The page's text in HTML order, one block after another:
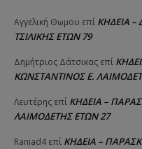
Αγγελική Θωμου επί ΚΗΔΕΙΑ –
ΤΣΙΛΙΚΗΣ ΕΤΩΝ 79
Δημήτριος Δάτσικας επί
ΚΩΝΣΤΑΝΤΙΝΟΣ Ε.
Λευτέρης επί ΚΗΔΕΙΑ –
ΛΑΙΜΟΔΕΤΗΣ ΕΤΩΝ 27
Raniad4 επί ΚΗΔΕΙΑ –